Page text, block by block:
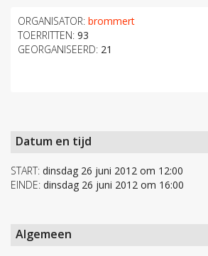
ORGANISATOR: brommert
TOERRITTEN: 93
GEORGANISEERD: 21
Datum en tijd
START: dinsdag 26 juni 2012 om 12:00
EINDE: dinsdag 26 juni 2012 om 16:00
Algemeen